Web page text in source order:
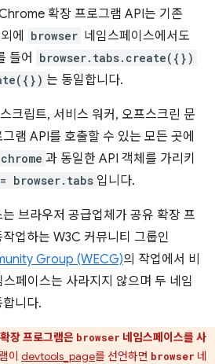
확장 프로그램 API는 기존
에 browser 네임스페이스에서도
들어
browser.tabs.create({})
는 동일합니다.
크립트, 서비스 워커, 오프스크린 문
램 API를 호출할 수 있는 모든 곳에
chrome 과 동일한 API 객체를 가리키
browser.tabs 입니다.
브라우저 공급업체가 공유 확장 프
업하는 W3C 커뮤니티 그룹인
Group (WECG)의 작업에서 비
스페이스는 사라지지 않으며 두 네임
니다.
장 프로그램은 browser 네임스페이스를 사
이 devtools_page를 선언하면 browser 네